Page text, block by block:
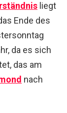
liegt
Ende des
da es sich
das am
nach